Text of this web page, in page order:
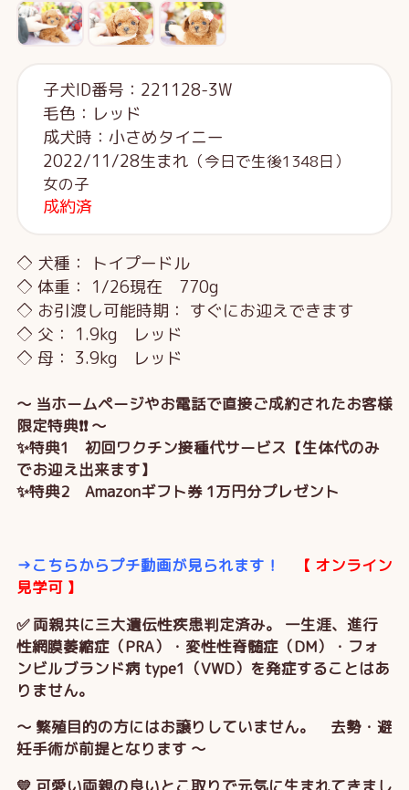
子犬ID番号：221128-3W
毛色：レッド
成犬時：小さめタイニー
2022/11/28生まれ （今日で生後1348日）
女の子
成約済
◇ 犬種： トイプードル
◇ 体重： 1/26現在 770g
◇ お引渡し可能時期： すぐにお迎えできます
◇ 父： 1.9kg レッド
◇ 母： 3.9kg レッド
～ 当ホームページやお電話で直接ご成約されたお客様
限定特典❗❗ ～
✨特典1 初回ワクチン接種代サービス【生体代のみ
でお迎え出来ます】
✨特典2 Amazonギフト券 1万円分プレゼント
→こちらからプチ動画が見られます！ 【 オンライン
見学可 】
✅ 両親共に三大遺伝性疾患判定済み。 一生涯、進行
性網膜萎縮症（PRA）・変性性脊髄症（DM）・フォ
ンビルブランド病 type1（VWD）を発症することはあ
りません。
～ 繁殖目的の方にはお譲りしていません。 去勢・避
妊手術が前提となります ～
💛 可愛い両親の良いとこ取りで元気に生まれてきまし